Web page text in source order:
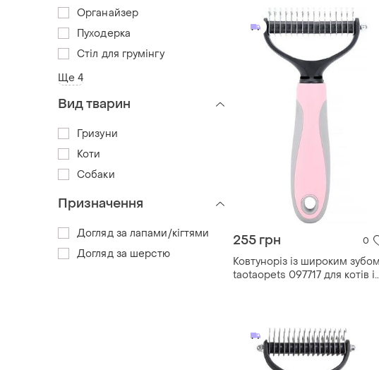
255 грн 0
Ковтуноріз із широким зубом
taotaopets 097717 для котів і
Органайзер
Пуходерка
Стіл для грумінгу
Ще 4
Вид тварин
Гризуни
Коти
Собаки
Призначення
Догляд за лапами/кігтями
Догляд за шерстю